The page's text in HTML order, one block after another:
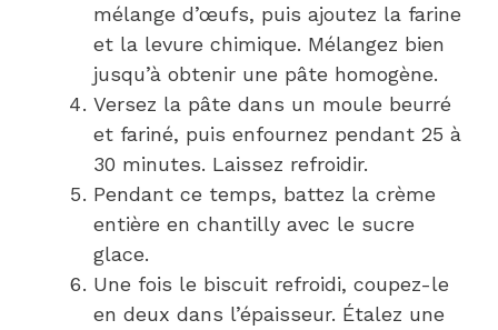
mélange d’œufs, puis ajoutez la farine
et la levure chimique. Mélangez bien
jusqu’à obtenir une pâte homogène.
Versez la pâte dans un moule beurré
et fariné, puis enfournez pendant 25 à
30 minutes. Laissez refroidir.
Pendant ce temps, battez la crème
entière en chantilly avec le sucre
glace.
Une fois le biscuit refroidi, coupez-le
en deux dans l’épaisseur. Étalez une